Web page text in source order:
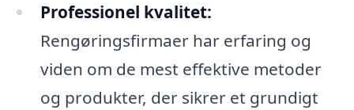
Professionel kvalitet:
Rengøringsfirmaer har erfaring og
viden om de mest effektive metoder
og produkter, der sikrer et grundigt